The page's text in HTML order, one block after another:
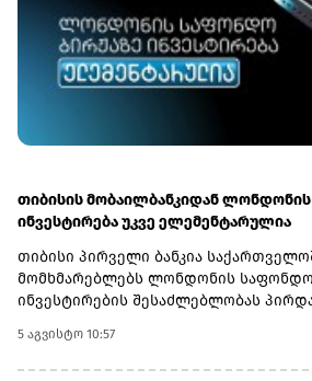
თიბისის მობაილბანკიდან
ინვესტირება უკვე ელემენტარულია
თიბისი პირველი ბანკია
მომხმარებლებს ლონდონის საფონდო
ინვესტირების შესაძლებლობას
ლონდონის ბაზრებზე წარმოდგენილ
ინვესტირება ერთი საინვესტიციო
5 აგვისტო 10:57